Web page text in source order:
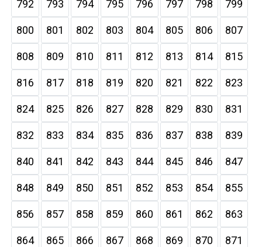
792 793 794 795 796 797 798 799
800 801 802 803 804 805 806 807
808 809 810 811 812 813 814 815
816 817 818 819 820 821 822 823
824 825 826 827 828 829 830 831
832 833 834 835 836 837 838 839
840 841 842 843 844 845 846 847
848 849 850 851 852 853 854 855
856 857 858 859 860 861 862 863
864 865 866 867 868 869 870 871